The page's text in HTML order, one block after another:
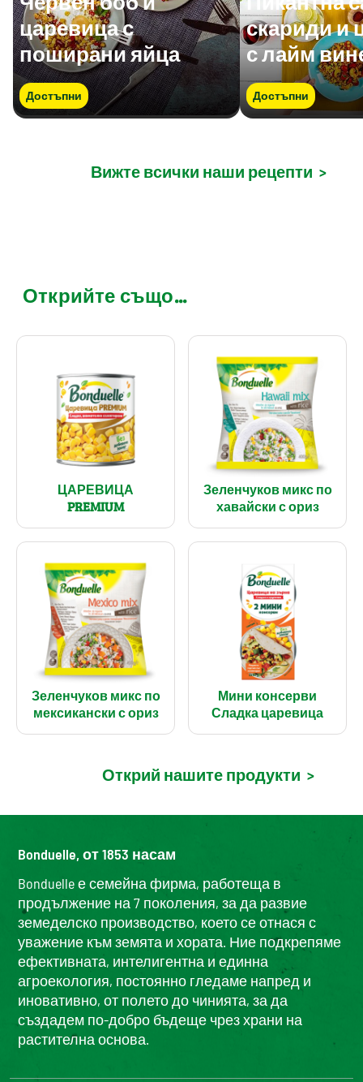
царевица с
поширани яйца
Достъпни
скариди и
с лайм
Достъпни
Вижте всички наши рецепти >
Открийте също...
ЦАРЕВИЦА
PREMIUM
Зеленчуков микс по
хавайски с ориз
Зеленчуков микс по
мексикански с ориз
Мини консерви
Сладка царевица
Открий нашите продукти >
Bonduelle, от 1853 насам
Bonduelle е семейна фирма, работеща в
продължение на 7 поколения, за да развие
земеделско производство, което се отнася с
уважение към земята и хората. Ние подкрепяме
ефективната, интелигентна и единна
агроекология, постоянно гледаме напред и
иновативно, от полето до чинията, за да
създадем по-добро бъдеще чрез храни на
растителна основа.